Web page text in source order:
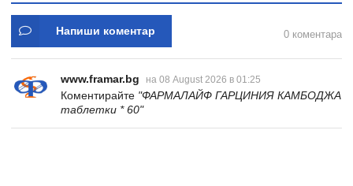
Напиши коментар 0 коментара
www.framar.bg на 08 August 2026 в 01:25
Коментирайте "ФАРМАЛАЙФ ГАРЦИНИЯ КАМБОДЖА
таблетки * 60"